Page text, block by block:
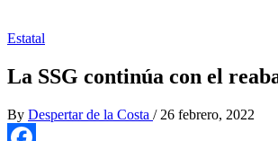
Estatal
La SSG continúa con el
By Despertar de la Costa / 26 febrero, 2022